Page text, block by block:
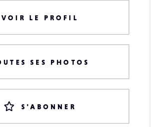
VOIR LE PROFIL
SES PHOTOS
S'ABONNER